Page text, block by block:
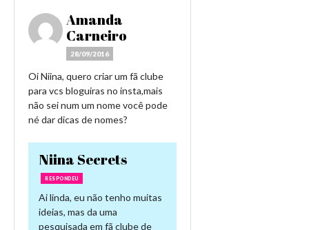
Amanda
Carneiro
28/09/2016
Oi Niina, quero criar um fã clube
para vcs bloguiras no insta,mais
não sei num um nome você pode
né dar dicas de nomes?
Niina Secrets
RESPONDEU
Ai linda, eu não tenho muitas
ideias, mas da uma
pesquisada em fã clube de